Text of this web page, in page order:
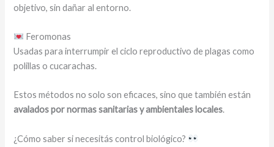
objetivo, sin dañar al entorno.
Feromonas
Usadas para interrumpir el ciclo reproductivo de plagas como
polillas o cucarachas.
Estos métodos no solo son eficaces, sino que también están
avalados por normas sanitarias y ambientales locales.
¿Cómo saber si necesitás control biológico?